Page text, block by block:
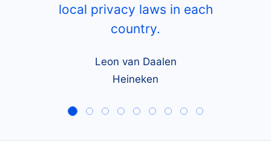
local privacy laws in each
country.
Leon van Daalen
Heineken